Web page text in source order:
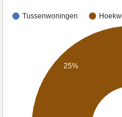
Tussenwoningen
25%